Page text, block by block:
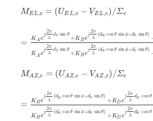
MEL,e = (UEL,e − VEL,e)/Σe
= KAe
j
2π
λ
de sin θ
+KBe
j
2π
λ
(da cos θ sin ϕ+de sin θ)
K A e
j
2π
λ
de sin θ
+KBe
j
2π
λ
(da cos θ sin ϕ+de sin θ)
MAZ,e = (UAZ,e − VAZ,e)/Σe
= KBe
j
2π
λ
(da cos θ sin ϕ+de sin θ)
+KDe
j
2π
λ
da cos θ
KBe
j
2π
λ
(da cos θ sin ϕ+de sin θ)
+KDe
j
2π
λ
da cos θ
L,e=U EL,e/Σ